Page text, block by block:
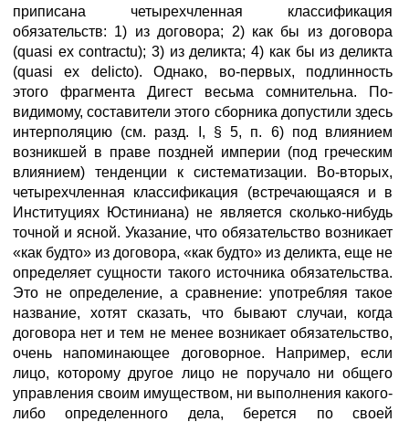
приписана четырехчленная классификация
обязательств: 1) из договора; 2) как бы из договора
(quasi ex contractu); 3) из деликта; 4) как бы из деликта
(quasi ex delicto). Однако, во-первых, подлинность
этого фрагмента Дигест весьма сомнительна. По-
видимому, составители этого сборника допустили здесь
интерполяцию (см. разд. I, § 5, п. 6) под влиянием
возникшей в праве поздней империи (под греческим
влиянием) тенденции к систематизации. Во-вторых,
четырехчленная классификация (встречающаяся и в
Институциях Юстиниана) не является сколько-нибудь
точной и ясной. Указание, что обязательство возникает
«как будто» из договора, «как будто» из деликта, еще не
определяет сущности такого источника обязательства.
Это не определение, а сравнение: употребляя такое
название, хотят сказать, что бывают случаи, когда
договора нет и тем не менее возникает обязательство,
очень напоминающее договорное. Например, если
лицо, которому другое лицо не поручало ни общего
управления своим имуществом, ни выполнения какого-
либо определенного дела, берется по своей